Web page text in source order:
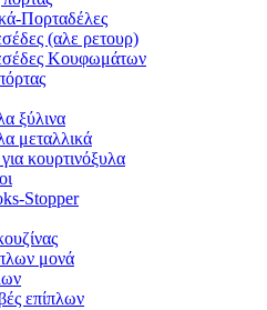
Πορταδέλες
(αλε ρετουρ)
Κουφωμάτων
ξύλινα
μεταλλικά
κουρτινόξυλα
Stopper
μονά
επίπλων